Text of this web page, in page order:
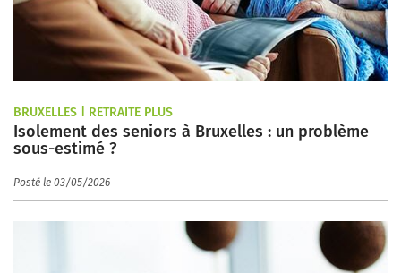
BRUXELLES | RETRAITE PLUS
Isolement des seniors à Bruxelles : un problème
sous-estimé ?
Posté le 03/05/2026